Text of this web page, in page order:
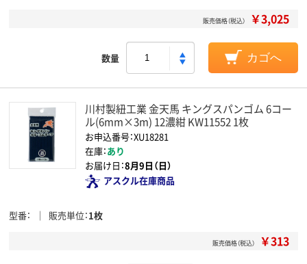
販売価格（税込） ￥3,025
数量 カゴへ
川村製紐工業 金天馬 キングスパンゴム 6コー
ル(6mm×3m) 12濃紺 KW11552 1枚
お申込番号：XU18281
在庫：あり
お届け日：8月9日（日）
アスクル在庫商品
型番 販売単位 1枚
販売価格（税込） ￥313